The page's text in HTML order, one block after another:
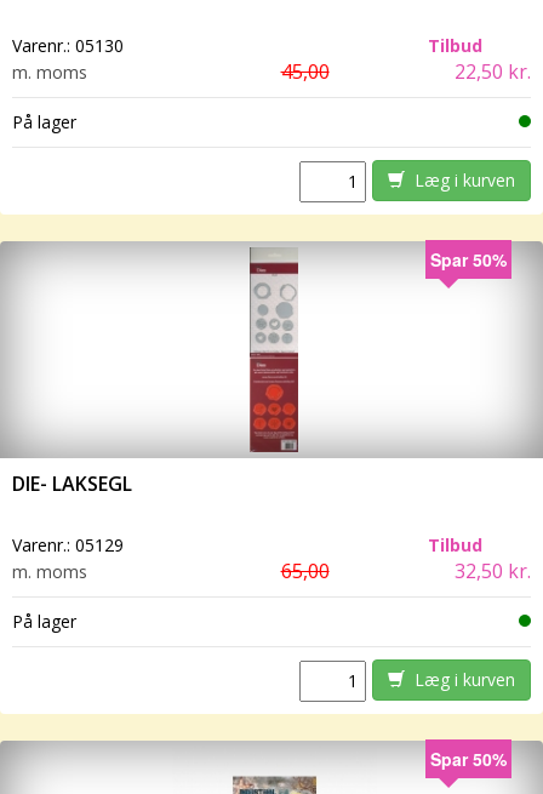
Varenr.: 05130
Tilbud
m. moms
45,00 22,50 kr.
På lager
Læg i kurven
Spar 50%
DIE- LAKSEGL
Varenr.: 05129
Tilbud
m. moms
65,00 32,50 kr.
På lager
Læg i kurven
Spar 50%